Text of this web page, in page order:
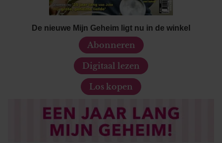
De nieuwe Mijn Geheim ligt nu in de winkel
Abonneren
Digitaal lezen
Los kopen